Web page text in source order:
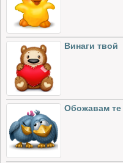
Винаги твой
Обожавам те